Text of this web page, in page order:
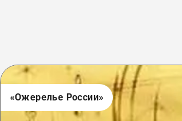
«Ожерелье России»